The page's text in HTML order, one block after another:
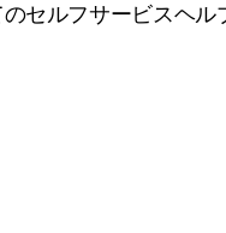
セルフサービスヘ